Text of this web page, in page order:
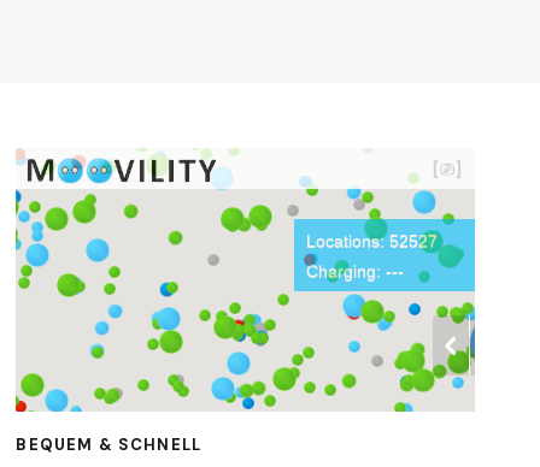
BEQUEM & SCHNELL